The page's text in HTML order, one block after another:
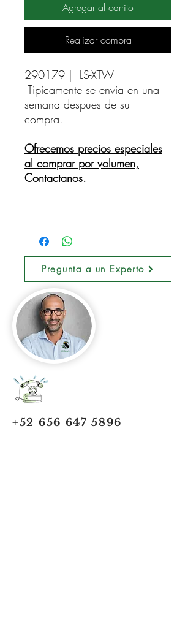
Agregar al carrito
Realizar compra
290179 |  LS-XTW
Tipicamente se envia en una
semana despues de su
compra.
Ofrecemos precios especiales
al comprar por volumen,
Contactanos.
Pregunta a un Experto
+52 656 647 5896